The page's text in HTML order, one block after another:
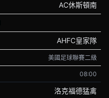
AC休斯頓南
AHFC皇家隊
美國足球聯賽二級
08:00
洛克福德猛禽